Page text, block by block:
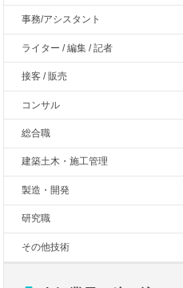
事務/アシスタント
ライター / 編集 / 記者
接客 / 販売
コンサル
総合職
建築土木・施工管理
製造・開発
研究職
その他技術